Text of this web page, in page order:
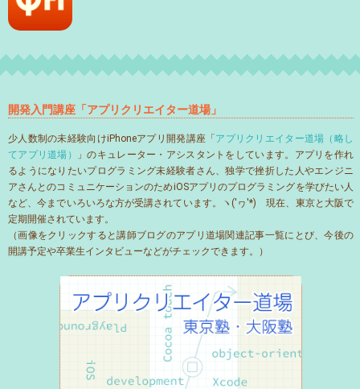
開発入門講座「アプリクリエイター道場」
少人数制の未経験向けiPhoneアプリ開発講座「アプリクリエイター道場（略し
てアプリ道場）
」のキュレーター・アシスタントをしています。アプリを作れ
るようになりたいプログラミング未経験者さん、独学で挫折した人やエンジニ
アさんとのコミュニケーションのためiOSアプリのプログラミングを学びたい人
など、今までいろいろな方が受講されています。ヽ('ヮ'*)ゝ現在、東京と大阪で
定期開催されています。
（画像をクリックすると講師ブログのアプリ道場関連記事一覧にとび、今後の
開講予定や卒業生インタビューなどがチェックできます。）